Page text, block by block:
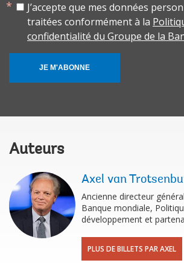
J’accepte que mes données
traitées conformément à la
confidentialité du Groupe de la
JE M'ABONNE
Auteurs
Axel van
Ancienne directeur
Banque mondiale,
développement et
PLUS DE BILLETS PAR AXEL